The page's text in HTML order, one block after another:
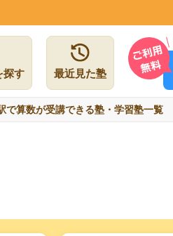
探す 最近見た塾
で算数が受講できる塾・学習塾一覧